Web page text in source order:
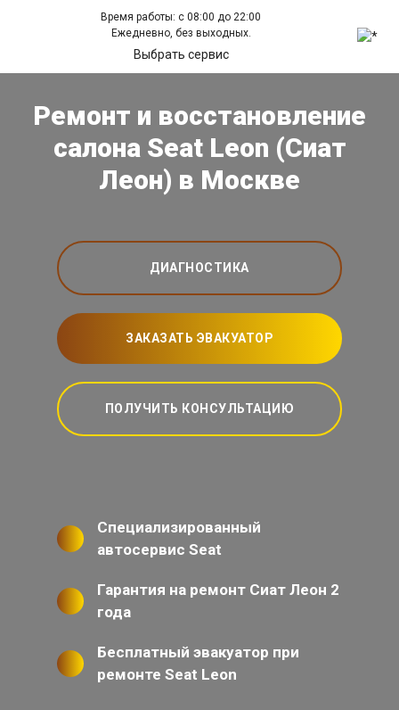
Время работы: с 08:00 до 22:00
Ежедневно, без выходных.
Выбрать сервис
Ремонт и восстановление
салона Seat Leon (Сиат
Леон) в Москве
ДИАГНОСТИКА
ЗАКАЗАТЬ ЭВАКУАТОР
ПОЛУЧИТЬ КОНСУЛЬТАЦИЮ
Специализированный
автосервис Seat
Гарантия на ремонт Сиат Леон 2
года
Бесплатный эвакуатор при
ремонте Seat Leon